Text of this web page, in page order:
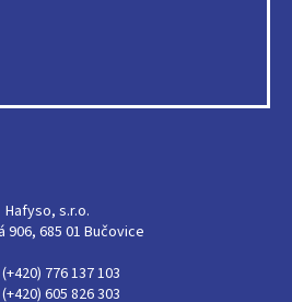
Hafyso, s.r.o.
906, 685 01 Bučovice
776 137 103
605 826 303